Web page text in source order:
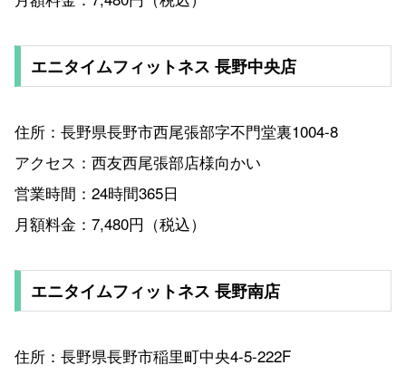
エニタイムフィットネス 長野中央店
住所：長野県長野市西尾張部字不門堂裏1004-8
アクセス：西友西尾張部店様向かい
営業時間：24時間365日
月額料金：7,480円（税込）
エニタイムフィットネス 長野南店
住所：長野県長野市稲里町中央4-5-222F